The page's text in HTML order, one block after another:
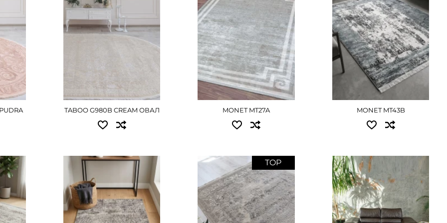
2.40x3.40 - 23085 грн
3.00x4.00 - 33975 грн
TABOO G980B CREAM ОВАЛ
ДЕТАЛЬНІШЕ
MONET MT27A
1.60x2.30 - 14895 грн
2.00x2.90 - 23490 грн
3.00x4.00 - 48600 грн
ДЕТАЛЬНІШЕ
MONET MT43B
Доступні розміри:
0.80x1.50 - 1080 грн
1.00x2.00 - 1575 грн
1.20x1.70 - 1620 грн
TOP
Доступні розміри:
0.80x1.50 - 3825 грн
1.20x1.80 - 6120 грн
Доступні розміри:
1.20x1.70 - 2790 грн
2.00x2.90 - 7560 грн
2.40x3.40 - 9000 грн